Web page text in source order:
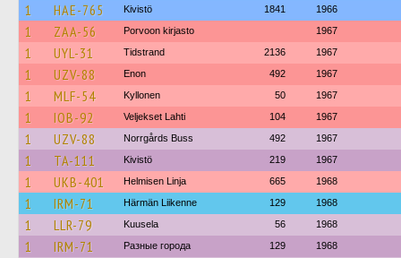
1 HAE-765 Kivistö 1841 1966
1 ZAA-56 Porvoon kirjasto 1967
1 UYL-31 Tidstrand 2136 1967
1 UZV-88 Enon 492 1967
1 MLF-54 Kyllonen 50 1967
1 IOB-92 Veljekset Lahti 104 1967
1 UZV-88 Norrgårds Buss 492 1967
1 TA-111 Kivistö 219 1967
1 UKB-401 Helmisen Linja 665 1968
1 IRM-71 Härmän Liikenne 129 1968
1 LLR-79 Kuusela 56 1968
1 IRM-71 Разные города 129 1968